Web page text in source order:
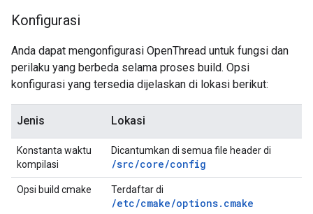
Konfigurasi
Anda dapat mengonfigurasi OpenThread untuk fungsi dan
perilaku yang berbeda selama proses build. Opsi
konfigurasi yang tersedia dijelaskan di lokasi berikut:
Jenis Lokasi
Konstanta waktu
kompilasi
Dicantumkan di semua file header di
/src/core/config
Opsi build cmake Terdaftar di
/etc/cmake/options.cmake